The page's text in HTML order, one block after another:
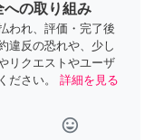
の取り組み
われ、評価・完了後
違反の恐れや、少し
リクエストやユーザ
ださい。
詳細を見る
tag_faces